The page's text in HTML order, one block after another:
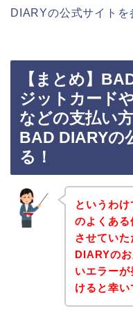
DIARYの公式サイトを
【まとめ】
ジットカード
などの支払い
BAD DIARYの
る！
というわ
のよくあ
させてい
DIARYの
いエラー
けると幸い